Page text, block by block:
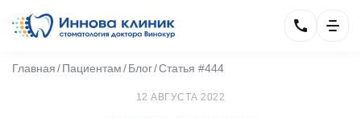
Главная Пациентам Блог Статья #444
12 АВГУСТА 2022